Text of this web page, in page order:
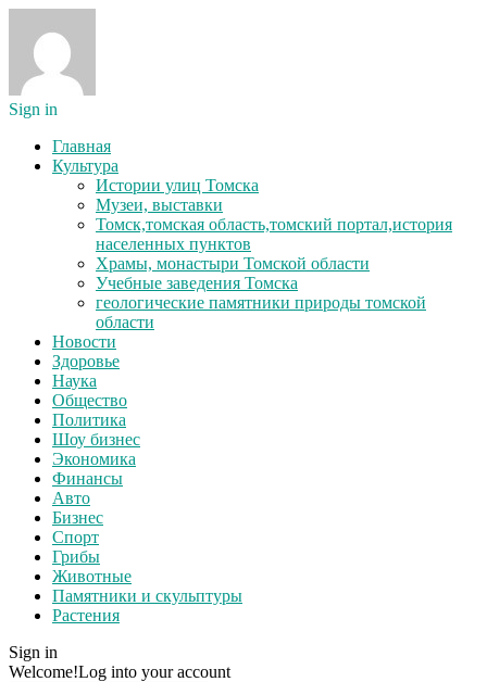
Sign in
Главная
Культура
Истории улиц Томска
Музеи, выставки
Томск,томская область,томский портал,история
населенных пунктов
Храмы, монастыри Томской области
Учебные заведения Томска
геологические памятники природы томской
области
Новости
Здоровье
Наука
Общество
Политика
Шоу бизнес
Экономика
Финансы
Авто
Бизнес
Спорт
Грибы
Животные
Памятники и скульптуры
Растения
Sign in
Welcome!Log into your account